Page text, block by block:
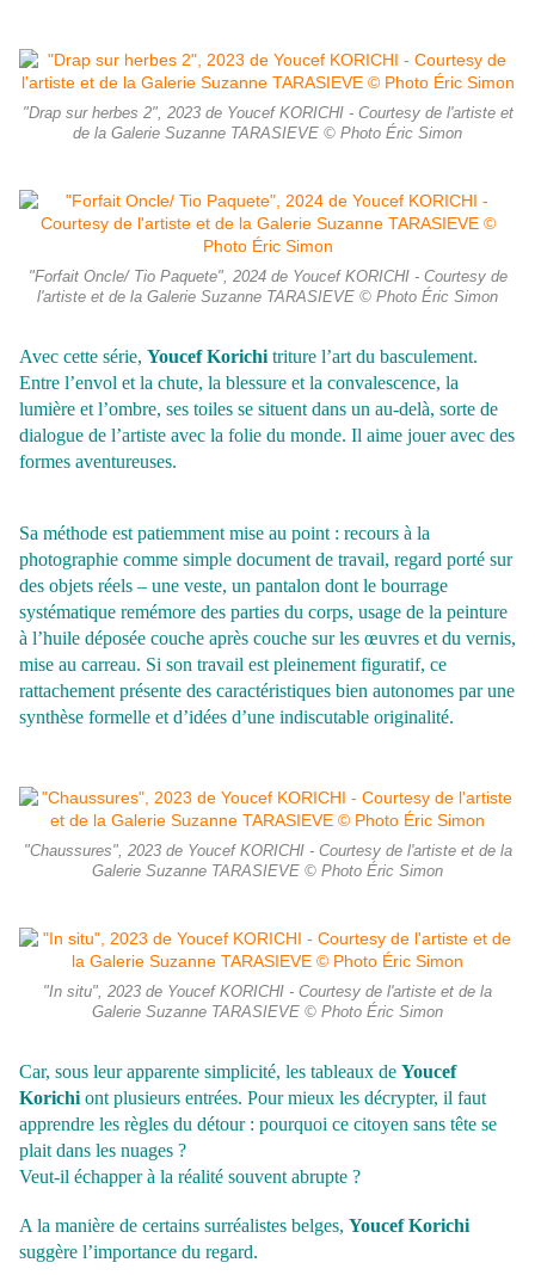
"Drap sur herbes 2", 2023 de Youcef KORICHI - Courtesy de l'artiste et
de la Galerie Suzanne TARASIEVE © Photo Éric Simon
"Forfait Oncle/ Tio Paquete", 2024 de Youcef KORICHI - Courtesy de
l'artiste et de la Galerie Suzanne TARASIEVE © Photo Éric Simon
Avec cette série, Youcef Korichi triture l’art du basculement.
Entre l’envol et la chute, la blessure et la convalescence, la
lumière et l’ombre, ses toiles se situent dans un au-delà, sorte de
dialogue de l’artiste avec la folie du monde. Il aime jouer avec des
formes aventureuses.
Sa méthode est patiemment mise au point : recours à la
photographie comme simple document de travail, regard porté sur
des objets réels – une veste, un pantalon dont le bourrage
systématique remémore des parties du corps, usage de la peinture
à l’huile déposée couche après couche sur les œuvres et du vernis,
mise au carreau. Si son travail est pleinement figuratif, ce
rattachement présente des caractéristiques bien autonomes par une
synthèse formelle et d’idées d’une indiscutable originalité.
"Chaussures", 2023 de Youcef KORICHI - Courtesy de l'artiste et de la
Galerie Suzanne TARASIEVE © Photo Éric Simon
"In situ", 2023 de Youcef KORICHI - Courtesy de l'artiste et de la
Galerie Suzanne TARASIEVE © Photo Éric Simon
Car, sous leur apparente simplicité, les tableaux de Youcef
Korichi ont plusieurs entrées. Pour mieux les décrypter, il faut
apprendre les règles du détour : pourquoi ce citoyen sans tête se
plait dans les nuages ?
Veut-il échapper à la réalité souvent abrupte ?
A la manière de certains surréalistes belges, Youcef Korichi
suggère l’importance du regard.